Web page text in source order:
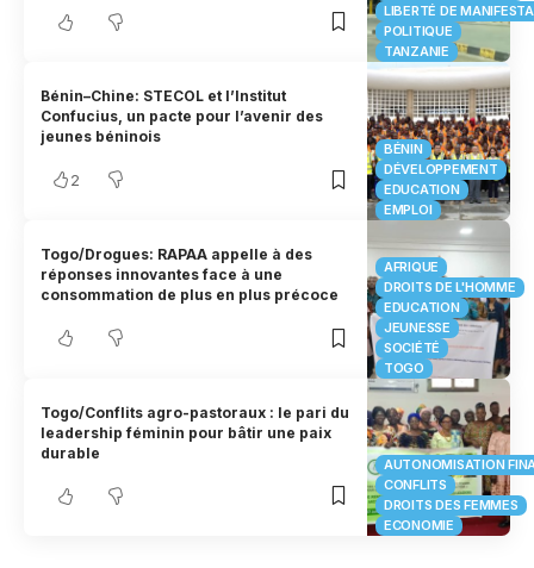
LIBERTÉ DE
POLITIQUE
TANZANIE
BÉNIN
DÉVELOPPEMENT
EDUCATION
EMPLOI
Bénin–Chine: STECOL et l’Institut
Confucius, un pacte pour l’avenir des
jeunes béninois
2
AFRIQUE
DROITS DE L'HOMME
EDUCATION
JEUNESSE
SOCIÉTÉ
TOGO
Togo/Drogues: RAPAA appelle à des
réponses innovantes face à une
consommation de plus en plus précoce
AUTONOMISATION
CONFLITS
DROITS DES FEMMES
ECONOMIE
Togo/Conflits agro-pastoraux : le pari du
leadership féminin pour bâtir une paix
durable